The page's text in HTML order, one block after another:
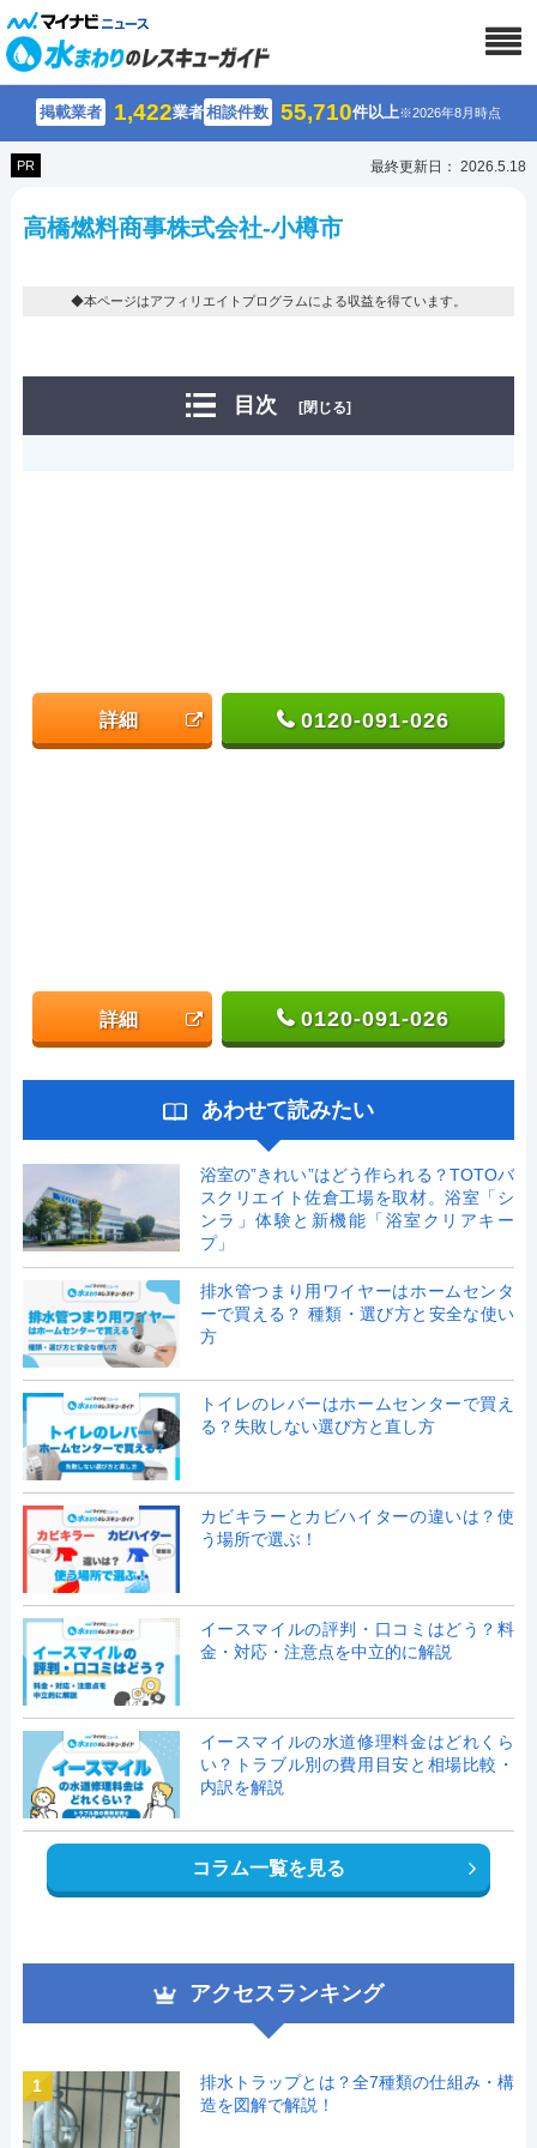
掲載業者 1,422業者相談件数 55,710件以上※2026年8月時点
PR 最終更新日： 2026.5.18
高橋燃料商事株式会社-小樽市
◆本ページはアフィリエイトプログラムによる収益を得ています。
目次 [閉じる]
詳細 0120-091-026
詳細 0120-091-026
あわせて読みたい
浴室の”きれい”はどう作られる？TOTOバ
スクリエイト佐倉工場を取材。浴室「シ
ンラ」体験と新機能「浴室クリアキー
プ」
排水管つまり用ワイヤーはホームセンタ
ーで買える？ 種類・選び方と安全な使い
方
トイレのレバーはホームセンターで買え
る？失敗しない選び方と直し方
カビキラーとカビハイターの違いは？使
う場所で選ぶ！
イースマイルの評判・口コミはどう？料
金・対応・注意点を中立的に解説
イースマイルの水道修理料金はどれくら
い？トラブル別の費用目安と相場比較・
内訳を解説
コラム一覧を見る
アクセスランキング
1
排水トラップとは？全7種類の仕組み・構
造を図解で解説！